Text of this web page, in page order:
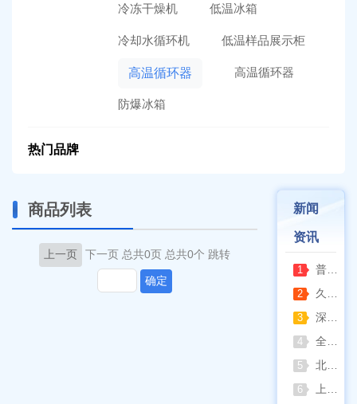
冷冻干燥机 低温冰箱
冷却水循环机 低温样品展示柜
高温循环器 高温循环器
防爆冰箱
热门品牌
商品列表
上一页 下一页 总共0页 总共0个 跳转
确定
新闻
资讯
1 普通烘箱和耐腐蚀烘箱区分
2 久兴医疗高压蒸汽灭菌器：制药科研灭菌的可靠之选
3 深那静音超声波清洗仪：科研洁净新标准，安静高效更安心
4 全自动凯氏定氮仪测定焦炭中氮 上海纤检助力焦化行业精准检测
5 北京六一电泳仪完整选型指南（分电泳槽 + 电源两大模块，按实验场景直接匹配）
6 上海仪电吸光光度法和荧光分析法的异同